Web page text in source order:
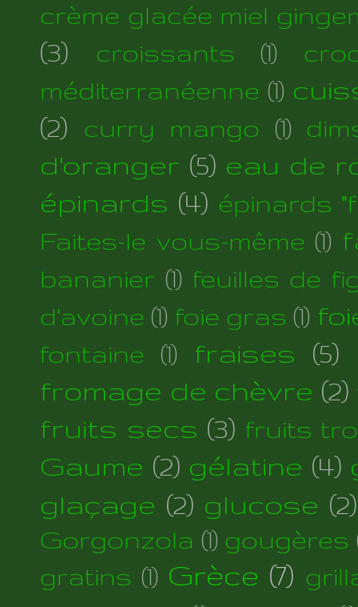
crème glacée miel
(3) croissants (1)
méditerranéenne (1)
(2)
curry mango (1)
d'oranger (5) eau de
épinards (4) épinards
Faites-le vous-même (1)
bananier (1) feuilles de
d'avoine (1) foie gras (1)
fontaine (1) fraises (5)
fromage de chèvre (2)
fruits secs (3) fruits
Gaume (2) gélatine (4)
glaçage (2) glucose (2)
Gorgonzola (1) gougères
gratins (1) Grèce (7)